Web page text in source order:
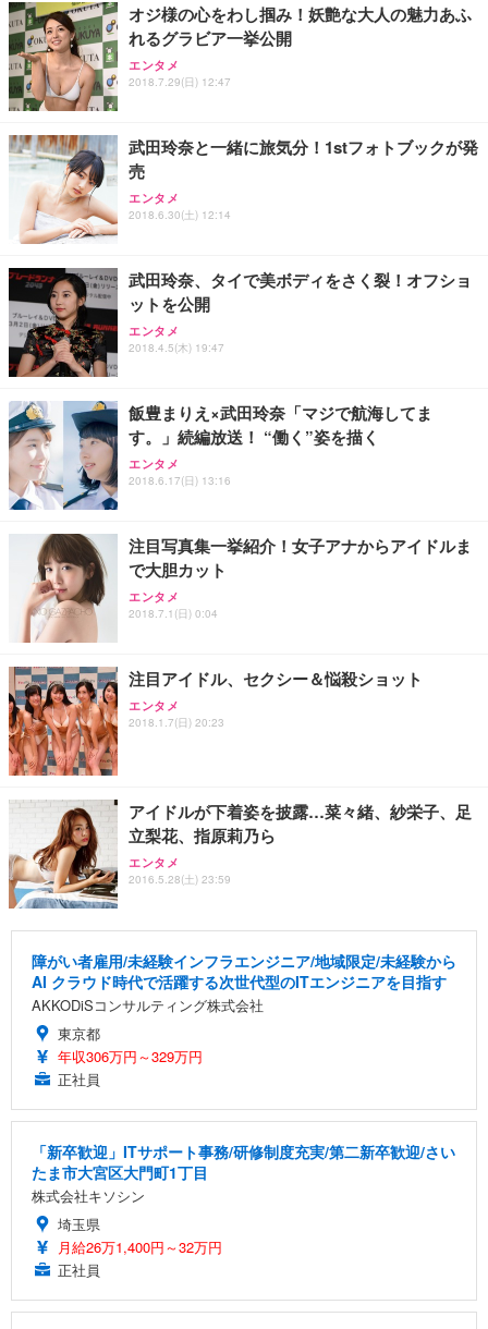
務用 おしゃれ パソコンチェア (ブラック)
Sezlife オフィスチェア デスクチェア 疲れない テレ
ワーク チェア 強化バックレスト 30度ロッキング機
能 人間工学 椅子 腰サポート 90度跳ね上げ式アーム
務用 おしゃれ パソコンチェア (ホワイト)
ANDWINT オフィスチェア デスクチェア 肘なし メ
ッシュ 通気性 ランバーサポート付き 腰サポート ガ
ス圧無段階昇降 360度回転 キャスター付き コンパク
【整備済み品】Dell E2724HS 27インチ 液晶モニタ
ー フルHD（1920×1080）VA 非光沢 HDMI/DisplayP
ort/VGA スピーカー内蔵 高さ調整 スイベル VESA対
【MiniLED/24.5inch/280Hz/FHD】GRAPHT THE S
HOOTER Gaming Monitor 24” Essential ゲーミン
グモニター QD 24.5インチ 1ms FHD 量子ドット 残
Smart Basic(スマートベーシック) 【Amazon.co.jp
限定】 Smart Basic アイリスオーヤマ ペットシーツ
超厚型 お徳用 ワイド 100枚入 (x 1) (ケース販売)
アイリスオーヤマ ペットシーツ 超厚型 お徳用 レギ
ュラー 200枚入【Amazon.co.jp限定】
オジ様の心をわし掴み！妖艶な大人の魅力あふ
れるグラビア一挙公開
エンタメ
2018.7.29(日) 12:47
武田玲奈と一緒に旅気分！1stフォトブックが発
売
エンタメ
2018.6.30(土) 12:14
武田玲奈、タイで美ボディをさく裂！オフショ
ットを公開
エンタメ
2018.4.5(木) 19:47
飯豊まりえ×武田玲奈「マジで航海してま
す。」続編放送！ “働く”姿を描く
エンタメ
2018.6.17(日) 13:16
注目写真集一挙紹介！女子アナからアイドルま
で大胆カット
エンタメ
2018.7.1(日) 0:04
注目アイドル、セクシー＆悩殺ショット
エンタメ
2018.1.7(日) 20:23
アイドルが下着姿を披露…菜々緒、紗栄子、足
立梨花、指原莉乃ら
エンタメ
2016.5.28(土) 23:59
障がい者雇用/未経験インフラエンジニア/地域限定/未経験から
AI クラウド時代で活躍する次世代型のITエンジニアを目指す
AKKODiSコンサルティング株式会社
東京都
年収306万円～329万円
正社員
「新卒歓迎」ITサポート事務/研修制度充実/第二新卒歓迎/さい
たま市大宮区大門町1丁目
株式会社キソシン
埼玉県
月給26万1,400円～32万円
正社員